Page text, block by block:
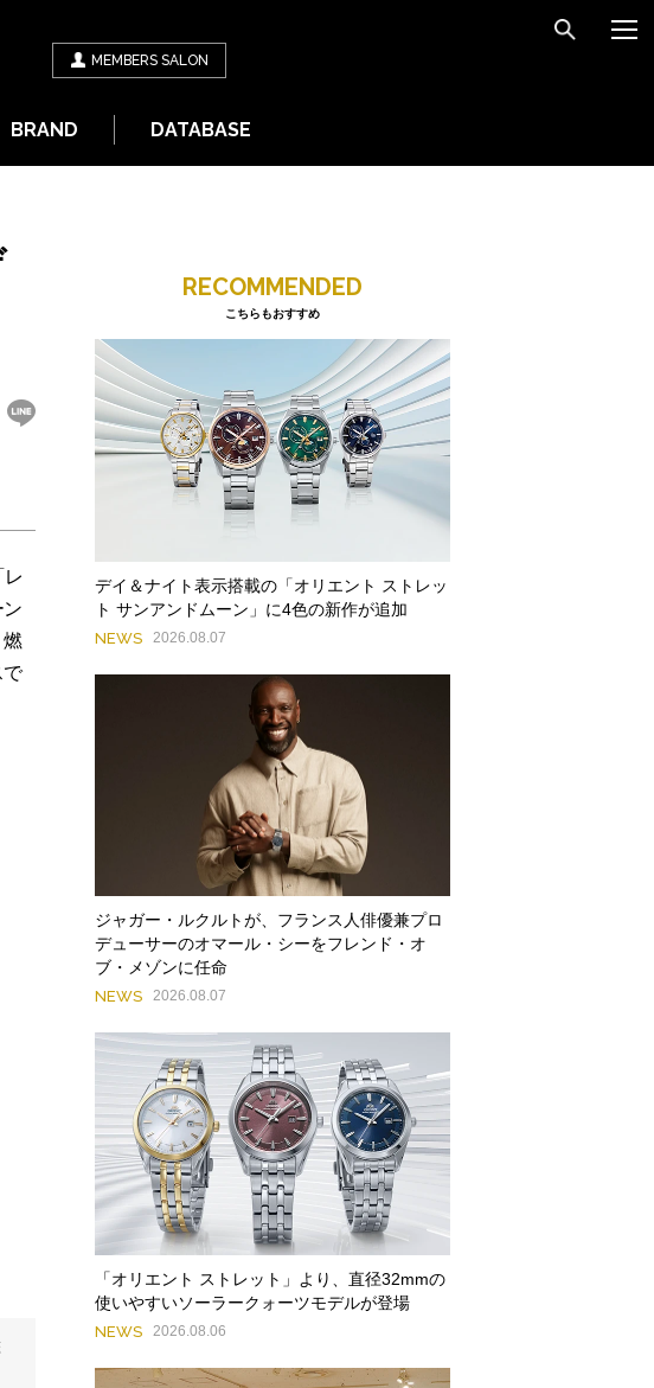
MEMBERS SALON
BRAND DATABASE
レ
ン
燃
で
RECOMMENDED
こちらもおすすめ
デイ＆ナイト表示搭載の「オリエント ストレッ
ト サンアンドムーン」に4色の新作が追加
NEWS 2026.08.07
ジャガー・ルクルトが、フランス人俳優兼プロ
デューサーのオマール・シーをフレンド・オ
ブ・メゾンに任命
NEWS 2026.08.07
「オリエント ストレット」より、直径32mmの
使いやすいソーラークォーツモデルが登場
NEWS 2026.08.06